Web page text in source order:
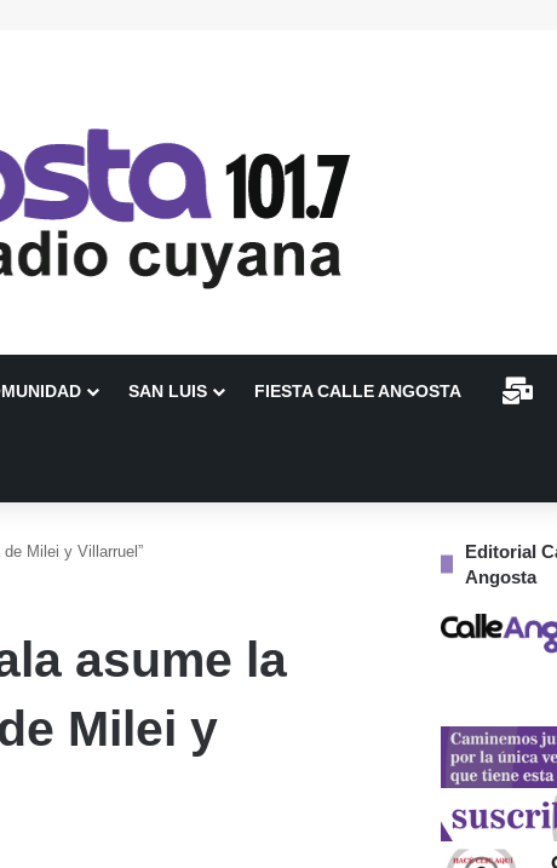
SAN LUIS FIESTA CALLE ANGOSTA
Vivo
Milei y Villarruel”
asume la
Milei y
Editorial
Angosta